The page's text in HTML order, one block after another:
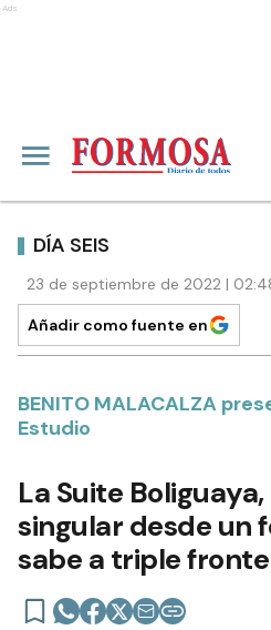
Ads
DÍA SEIS
23 de septiembre de 2022 |
Añadir como fuente en
BENITO MALACALZA
Estudio
La Suite
singular desde un
sabe a triple